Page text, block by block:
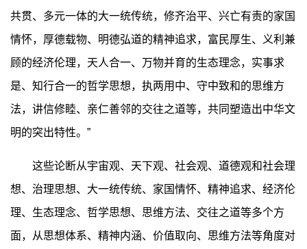
共贯、多元一体的大一统传统，修齐治平、兴亡有责的家国
情怀，厚德载物、明德弘道的精神追求，富民厚生、义利兼
顾的经济伦理，天人合一、万物并育的生态理念，实事求
是、知行合一的哲学思想，执两用中、守中致和的思维方
法，讲信修睦、亲仁善邻的交往之道等，共同塑造出中华文
明的突出特性。”
这些论断从宇宙观、天下观、社会观、道德观和社会理
想、治理思想、大一统传统、家国情怀、精神追求、经济伦
理、生态理念、哲学思想、思维方法、交往之道等多个方
面，从思想体系、精神内涵、价值取向、思维方法等角度对